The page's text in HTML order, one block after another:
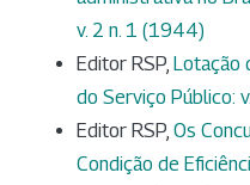
v. 2 n. 1 (1944)
Editor RSP, Lotação
do Serviço Público:
Editor RSP, Os
Condição de